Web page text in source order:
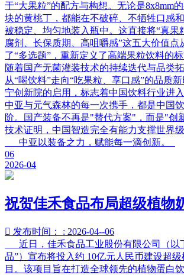
于“大果粒”的配方与构想。无论是8x8mm
块的黄桃丁，都能在不破碎、不牺牲口感
被稳定、均匀地装入瓶中。这直接将“真果
腐剂、长保质期、高咀嚼感”这五大价值点
了“多选题”，重新定义了高端果粒饮料
随着国产无菌灌装技术的持续迭代与品类
从“喝饮料”走向“吃果粒、享口感”的品质
宁创新院的启用，标志着中国饮料行业进
中亚与元气森林的每一次携手，都是中国
阶。国产装备不再是"替代方案"，而是"
技术证明，中国智造完全有能力支撑世界
中亚以装备之力，赋能每一滴创新。
06
2026-04
祝贺佳禾食品布局超级植物
 发布时间： : 2026-04--06
近日，佳禾食品工业股份有限公司（以
品”）宣布将投入约 10亿元人民币建设超
目。该项目旨在打造全球领先的植物蛋白